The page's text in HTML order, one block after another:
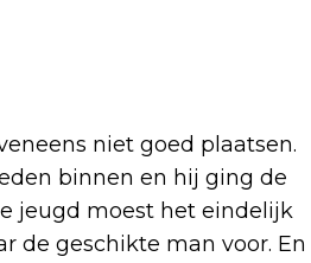
niet goed plaatsen.
binnen en hij ging de
jeugd moest het eindelijk
de geschikte man voor. En